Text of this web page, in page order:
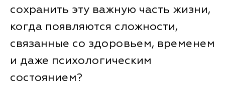
сохранить эту важную часть жизни,
когда появляются сложности,
связанные со здоровьем, временем
и даже психологическим
состоянием?